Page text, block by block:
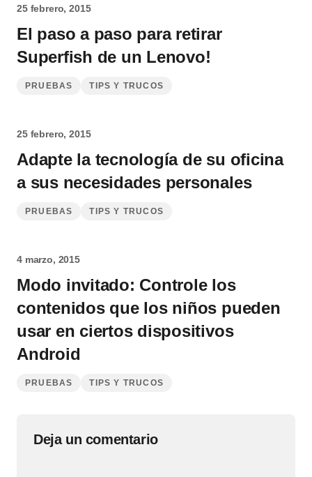
25 febrero, 2015
El paso a paso para retirar
Superfish de un Lenovo!
PRUEBAS TIPS Y TRUCOS
25 febrero, 2015
Adapte la tecnología de su oficina
a sus necesidades personales
PRUEBAS TIPS Y TRUCOS
4 marzo, 2015
Modo invitado: Controle los
contenidos que los niños pueden
usar en ciertos dispositivos
Android
PRUEBAS TIPS Y TRUCOS
Deja un comentario